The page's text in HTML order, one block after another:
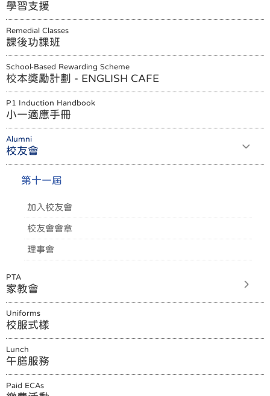
學習支援
Remedial Classes
課後功課班
School-Based Rewarding Scheme
校本獎勵計劃 - ENGLISH CAFE
P1 Induction Handbook
小一適應手冊
Alumni
校友會
第十一屆
加入校友會
校友會會章
理事會
PTA
家教會
Uniforms
校服式樣
Lunch
午膳服務
Paid ECAs